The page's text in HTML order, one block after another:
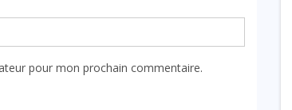
pour mon prochain commentaire.